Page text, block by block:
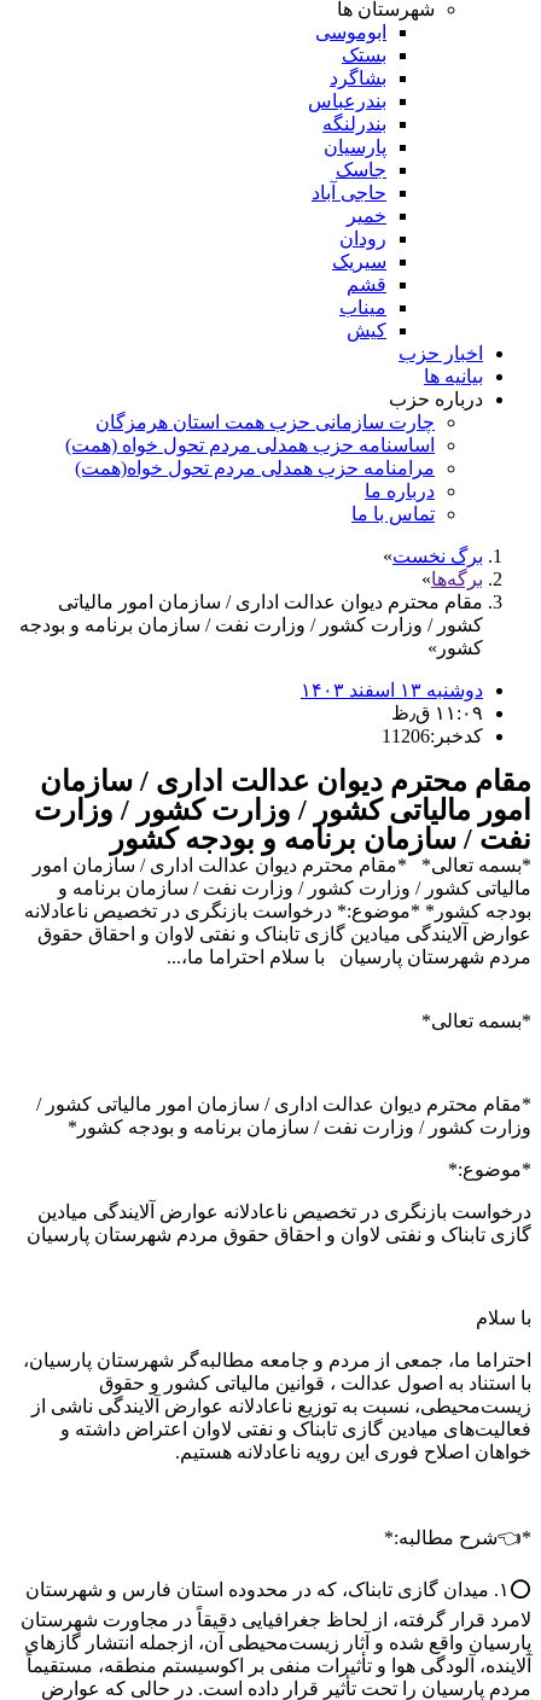
شهرستان ها
ابوموسی
بستک
بشاگرد
بندرعباس
بندرلنگه
پارسیان
جاسک
حاجی آباد
خمیر
رودان
سیریک
قشم
میناب
کیش
اخبار حزب
بیانیه ها
درباره حزب
چارت سازمانی حزب همت استان هرمزگان
اساسنامه حزب همدلی مردم تحول خواه (همت)
مرامنامه حزب همدلی مردم تحول خواه(همت)
درباره ما
تماس با ما
برگ نخست
برگه‌ها
مقام محترم دیوان عدالت اداری / سازمان امور مالیاتی
کشور / وزارت کشور / وزارت نفت / سازمان برنامه و بودجه
کشور
دوشنبه ۱۳ اسفند ۱۴۰۳
۱۱:۰۹ ق٫ظ
کدخبر:11206
مقام محترم دیوان عدالت اداری / سازمان
امور مالیاتی کشور / وزارت کشور / وزارت
نفت / سازمان برنامه و بودجه کشور
*بسمه تعالی* *مقام محترم دیوان عدالت اداری / سازمان امور
مالیاتی کشور / وزارت کشور / وزارت نفت / سازمان برنامه و
بودجه کشور* *موضوع:* درخواست بازنگری در تخصیص ناعادلانه
عوارض آلایندگی میادین گازی تابناک و نفتی لاوان و احقاق حقوق
مردم شهرستان پارسیان با سلام احتراما ما،...
*بسمه تعالی*
*مقام محترم دیوان عدالت اداری / سازمان امور مالیاتی کشور /
وزارت کشور / وزارت نفت / سازمان برنامه و بودجه کشور*
*موضوع:*
درخواست بازنگری در تخصیص ناعادلانه عوارض آلایندگی میادین
گازی تابناک و نفتی لاوان و احقاق حقوق مردم شهرستان پارسیان
با سلام
احتراما ما، جمعی از مردم و جامعه مطالبه‌گر شهرستان پارسیان،
با استناد به اصول عدالت ، قوانین مالیاتی کشور و حقوق
زیست‌محیطی، نسبت به توزیع ناعادلانه عوارض آلایندگی ناشی از
فعالیت‌های میادین گازی تابناک و نفتی لاوان اعتراض داشته و
خواهان اصلاح فوری این رویه ناعادلانه هستیم.
*👈شرح مطالبه:*
⭕۱. میدان گازی تابناک، که در محدوده استان فارس و شهرستان
لامرد قرار گرفته، از لحاظ جغرافیایی دقیقاً در مجاورت شهرستان
پارسیان واقع شده و آثار زیست‌محیطی آن، ازجمله انتشار گازهای
آلاینده، آلودگی هوا و تأثیرات منفی بر اکوسیستم منطقه، مستقیماً
مردم پارسیان را تحت تأثیر قرار داده است. در حالی که عوارض